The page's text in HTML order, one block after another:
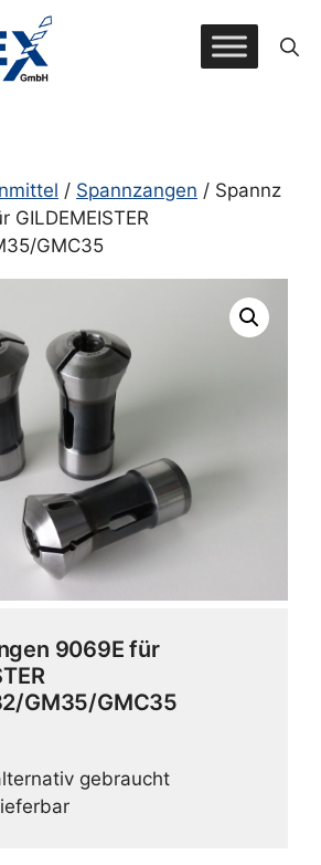
/ Spannzangen / Spannz
GMC35
9069E für
GM35/GMC35
gebraucht